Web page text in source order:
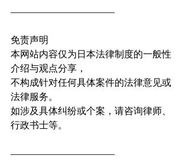
———————————
免责声明
本网站内容仅为日本法律制度的一般性
介绍与观点分享，
不构成针对任何具体案件的法律意见或
法律服务。
如涉及具体纠纷或个案，请咨询律师、
行政书士等。
———————————